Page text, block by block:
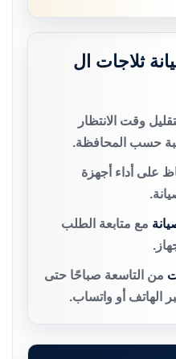
ثلاجات ال
وقت الانتظار
حسب المحافظة.
على أداء أجهزة
مع متابعة الطلب
من التاسعة صباحًا حتى
الهاتف أو واتساب.